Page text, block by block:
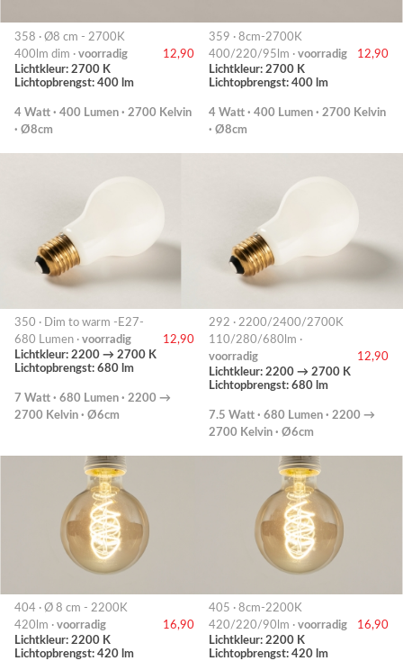
358 · Ø8 cm - 2700K
400lm dim · voorradig
12,90
Lichtkleur: 2700 K
Lichtopbrengst: 400 lm
4 Watt · 400 Lumen · 2700 Kelvin
· Ø8cm
359 · 8cm-2700K
400/220/95lm · voorradig
12,90
Lichtkleur: 2700 K
Lichtopbrengst: 400 lm
4 Watt · 400 Lumen · 2700 Kelvin
· Ø8cm
350 · Dim to warm -E27-
680 Lumen · voorradig
12,90
Lichtkleur: 2200 → 2700 K
Lichtopbrengst: 680 lm
7 Watt · 680 Lumen · 2200 →
2700 Kelvin · Ø6cm
292 · 2200/2400/2700K
110/280/680lm ·
voorradig
12,90
Lichtkleur: 2200 → 2700 K
Lichtopbrengst: 680 lm
7.5 Watt · 680 Lumen · 2200 →
2700 Kelvin · Ø6cm
404 · Ø 8 cm - 2200K
420lm · voorradig
16,90
Lichtkleur: 2200 K
Lichtopbrengst: 420 lm
405 · 8cm-2200K
420/220/90lm · voorradig
16,90
Lichtkleur: 2200 K
Lichtopbrengst: 420 lm